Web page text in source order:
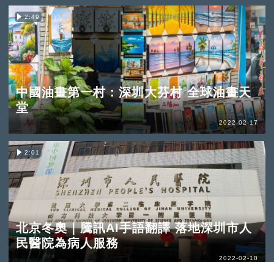
2:49
中國油畫第一村：深圳大芬村 全球油畫天
堂
2022-02-17
2:01
北京冬奧｜騰訊AI手語翻譯 落地深圳市人
民醫院為病人服務
2022-02-10